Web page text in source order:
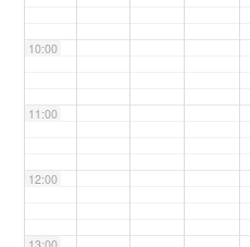
10:00
11:00
12:00